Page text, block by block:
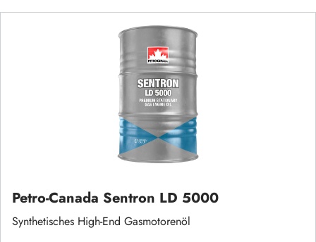
Petro-Canada Sentron LD 5000
Synthetisches High-End Gasmotorenöl